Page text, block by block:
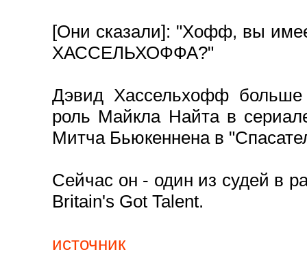
[Они сказали]: "Хофф, вы
ХАССЕЛЬХОФФА?"
Дэвид Хассельхофф больше
роль Майкла Найта в
Митча Бьюкеннена в
Сейчас он - один из судей в
Britain's Got Talent.
источник